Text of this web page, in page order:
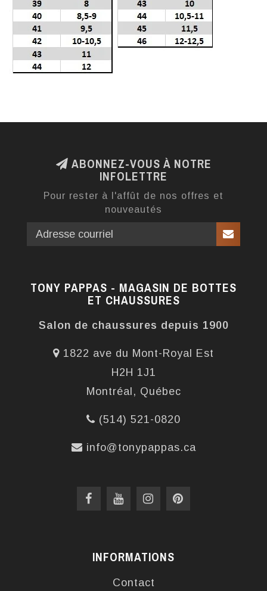
ABONNEZ-VOUS À NOTRE
INFOLETTRE
Pour rester à l'affût de nos offres et
nouveautés
TONY PAPPAS - MAGASIN DE BOTTES
ET CHAUSSURES
Salon de chaussures depuis 1900
1822 ave du Mont-Royal Est
H2H 1J1
Montréal, Québec
(514) 521-0820
info@tonypappas.ca
INFORMATIONS
Contact